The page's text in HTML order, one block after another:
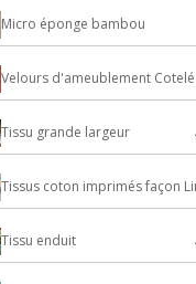
Micro éponge bambou
Velours d'ameublement Cotelé
Tissu grande largeur
Tissus coton imprimés façon
Tissu enduit